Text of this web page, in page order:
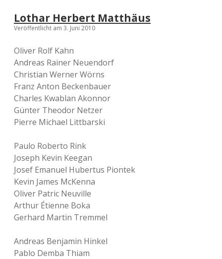
Lothar Herbert Matthäus
Veröffentlicht am 3. Juni 2010
Oliver Rolf Kahn
Andreas Rainer Neuendorf
Christian Werner Wörns
Franz Anton Beckenbauer
Charles Kwablan Akonnor
Günter Theodor Netzer
Pierre Michael Littbarski
Paulo Roberto Rink
Joseph Kevin Keegan
Josef Emanuel Hubertus Piontek
Kevin James McKenna
Oliver Patric Neuville
Arthur Étienne Boka
Gerhard Martin Tremmel
Andreas Benjamin Hinkel
Pablo Demba Thiam